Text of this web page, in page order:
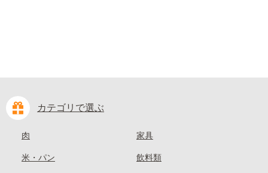
カテゴリで選ぶ
肉
米・パン
家具
飲料類